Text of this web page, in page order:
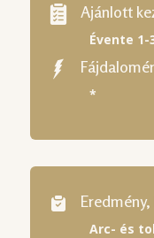
Ajánlott
Évente 1-
*
Arc- és